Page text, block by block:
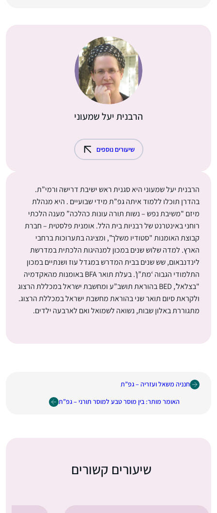
הרבנית יעל שמעוני
שיעורים נוספים
הרבנית יעל שמעוני היא סגנית ראש ישיבת דרישה ורמי”ת.
בהדרן תוכלו ללמוד איתה גפ”ת מידי שבועיים . היא מנהלת
מיזם "משיבת נפש – נשות תורה עונות כהלכה” מענה הלכתי
רוחני באינטרנט של רבניות בית הלל. אומנית פלסטית – חברת
קבוצת האומנות "סטודיו משלך”, ומציגה בתערוכות ברחבי
הארץ. למדה שלוש שנים במכון למנהיגות הלכתית במדרשת
לינדנבאום, שש שנים בבית המדרש במגדל עוז ושנתיים במכון
התלמודי הגבוה ‘מת”ן’. בעלת תואר BFA באומנות מהאקדמיה
"בצלאל’, BED בהוראת תושב”ע ומחשבת ישראל במכללת הרצוג
ולקראת סיום תואר שני בהוראת מחשבת ישראל במכללת הרצוג.
מתגוררת באלון שבות, נשואה לשמואל ואם לארבעה ילדים.
חנניה משאל ועזריה – גפ”ת
האומר מותר: בין מוסר טבע למוסר תורני – גפ”ת
שיעורים קשורים